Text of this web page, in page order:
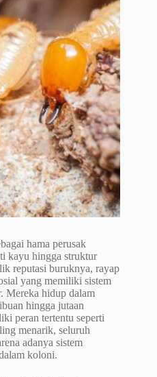
hama perusak
kayu hingga struktur
reputasi buruknya, rayap
yang memiliki sistem
Mereka hidup dalam
hingga jutaan
peran tertentu seperti
menarik, seluruh
adanya sistem
koloni.